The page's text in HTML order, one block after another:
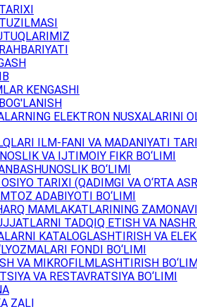
KENGASHI
ELEKTRON NUSXALARINI
ILM-FANI VA MADANIYATI
VA IJTIMOIY FIKR BO‘LIMI
BO‘LIMI
TARIXI (QADIMGI VA O‘RTA
ADABIYOTI BO‘LIMI
MAMLAKATLARINING
TADQIQ ETISH VA
KATALOGLASHTIRISH VA
FONDI BO‘LIMI
VA MIKROFILMLASHTIRISH
VA RESTAVRATSIYA BO‘LIMI
ZALI